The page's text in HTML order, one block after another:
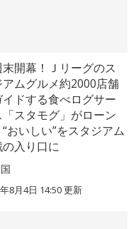
開幕！Ｊリーグのス
アムグルメ約2000店舗
イドする食べログサー
「スタモグ」がローン
おいしい”をスタジアム
入り口に
8月4日 14:50更新